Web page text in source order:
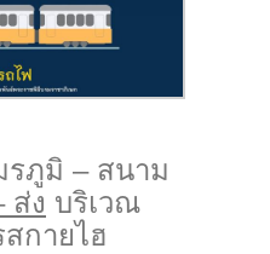
รภูมิ – สนาม
ส่ง บริเวณ
กายไฮ